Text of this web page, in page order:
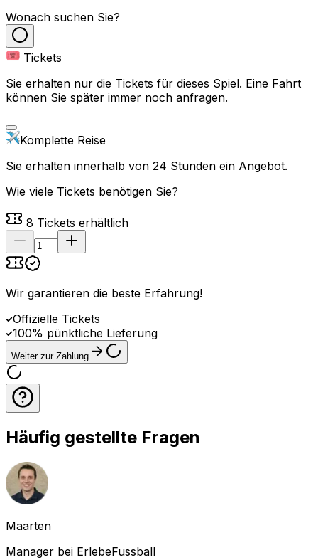
Wonach suchen Sie?
Tickets
Sie erhalten nur die Tickets für dieses Spiel. Eine Fahrt
können Sie später immer noch anfragen.
Komplette Reise
Sie erhalten innerhalb von 24 Stunden ein Angebot.
Wie viele Tickets benötigen Sie?
8 Tickets erhältlich
Wir garantieren die beste Erfahrung!
Offizielle Tickets
100% pünktliche Lieferung
Weiter zur Zahlung
Häufig gestellte Fragen
Maarten
Manager bei ErlebeFussball